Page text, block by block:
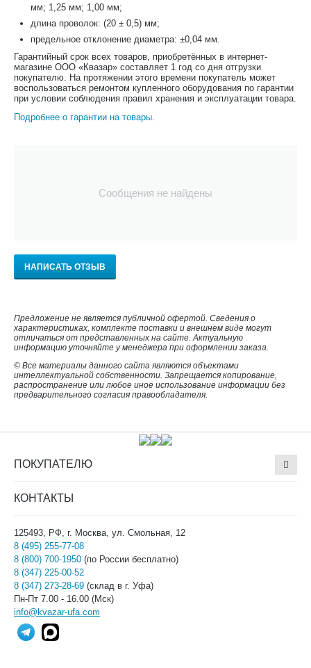
мм; 1,25 мм; 1,00 мм;
длина проволок: (20 ± 0,5) мм;
предельное отклонение диаметра: ±0,04 мм.
Гарантийный срок всех товаров, приобретённых в интернет-
магазине ООО «Квазар» составляет 1 год со дня отгрузки
покупателю. На протяжении этого времени покупатель может
воспользоваться ремонтом купленного оборудования по гарантии
при условии соблюдения правил хранения и эксплуатации товара.
Подробнее о гарантии на товары.
Сообщения не найдены
НАПИСАТЬ ОТЗЫВ
Предложение не является публичной офертой. Сведения о
характеристиках, комплекте поставки и внешнем виде могут
отличаться от представленных на сайте. Актуальную
информацию уточняйте у менеджера при оформлении заказа.
© Все материалы данного сайта являются объектами
интеллектуальной собственности. Запрещается копирование,
распространение или любое иное использование информации без
предварительного согласия правообладателя.
ПОКУПАТЕЛЮ
КОНТАКТЫ
125493, РФ, г. Москва, ул. Смольная, 12
8 (495) 255-77-08
8 (800) 700-1950 (по России бесплатно)
8 (347) 225-00-52
8 (347) 273-28-69 (склад в г. Уфа)
Пн-Пт 7.00 - 16.00 (Мск)
info@kvazar-ufa.com